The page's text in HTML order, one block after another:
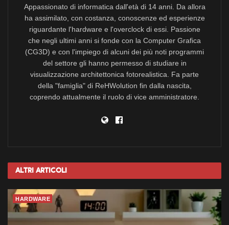
Appassionato di informatica dall'età di 14 anni. Da allora
ha assimilato, con costanza, conoscenze ed esperienze
riguardante l'hardware e l'overclock di essi. Passione
che negli ultimi anni si fonde con la Computer Grafica
(CG3D) e con l'impiego di alcuni dei più noti programmi
del settore gli hanno permesso di studiare in
visualizzazione architettonica fotorealistica. Fa parte
della "famiglia" di ReHWolution fin dalla nascita,
coprendo attualmente il ruolo di vice amministratore.
Altri Articoli
HARDWARE